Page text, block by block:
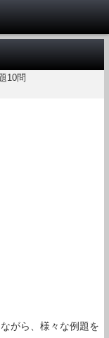
10問
がら、様々な例題を